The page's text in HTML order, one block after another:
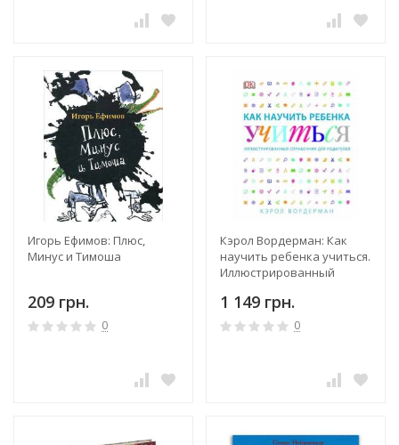
Игорь Ефимов: Плюс,
Минус и Тимоша
209 грн.
0
Кэрол Вордерман: Как
научить ребенка учиться.
Иллюстрированный
родителей
1 149 грн.
0